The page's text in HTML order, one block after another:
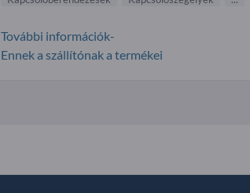
További információk-
Ennek a szállítónak a termékei